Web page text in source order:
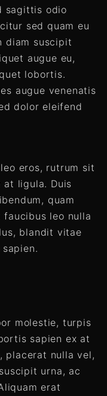
sagittis odio
sed quam eu
diam suscipit
augue eu,
lobortis.
augue venenatis
dolor eleifend
eros, rutrum sit
ligula. Duis
quam
leo nulla
blandit vitae
molestie, turpis
sapien ex at
placerat nulla vel,
urna, ac
erat